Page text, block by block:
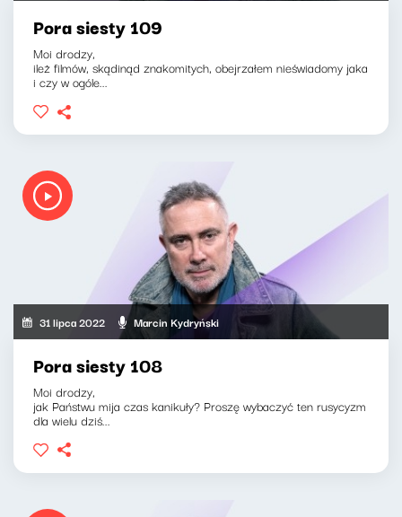
Pora siesty 109
Moi drodzy,
ileż filmów, skądinąd znakomitych, obejrzałem nieświadomy jaka
i czy w ogóle...
31 lipca 2022 Marcin Kydryński
Pora siesty 108
Moi drodzy,
jak Państwu mija czas kanikuły? Proszę wybaczyć ten rusycyzm
dla wielu dziś...